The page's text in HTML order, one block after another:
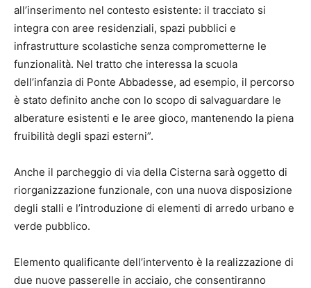
all’inserimento nel contesto esistente: il tracciato si
integra con aree residenziali, spazi pubblici e
infrastrutture scolastiche senza comprometterne le
funzionalità. Nel tratto che interessa la scuola
dell’infanzia di Ponte Abbadesse, ad esempio, il percorso
è stato definito anche con lo scopo di salvaguardare le
alberature esistenti e le aree gioco, mantenendo la piena
fruibilità degli spazi esterni”.
Anche il parcheggio di via della Cisterna sarà oggetto di
riorganizzazione funzionale, con una nuova disposizione
degli stalli e l’introduzione di elementi di arredo urbano e
verde pubblico.
Elemento qualificante dell’intervento è la realizzazione di
due nuove passerelle in acciaio, che consentiranno